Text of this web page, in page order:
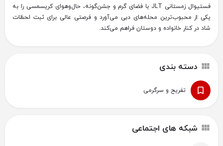
فستیوال زمستانی JLT با فضای گرم و جشن‌گونه، حال‌وهوای کریسمسی را به
یکی از محبوب‌ترین محله‌های دبی می‌آورد و فرصتی عالی برای ثبت لحظات
شاد در کنار خانواده و دوستان فراهم می‌کند.
دسته بندی
تفریح و سرگرمی
شبکه های اجتماعی